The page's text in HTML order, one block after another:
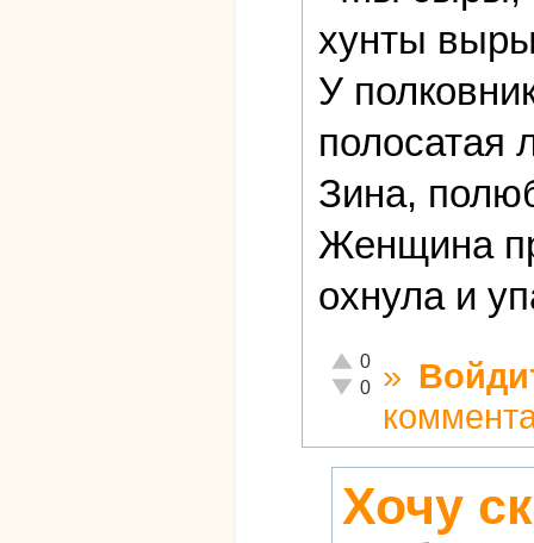
хунты
У
полосатая
Зина,
Женщина
охнула и
Отлично!
0
Неадекватно!
0 »
Хочу